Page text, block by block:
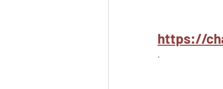
https://
.